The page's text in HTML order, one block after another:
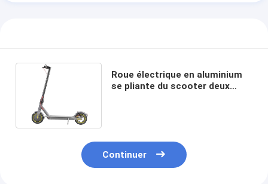
Roue électrique en aluminium
se pliante du scooter deux
Continuer